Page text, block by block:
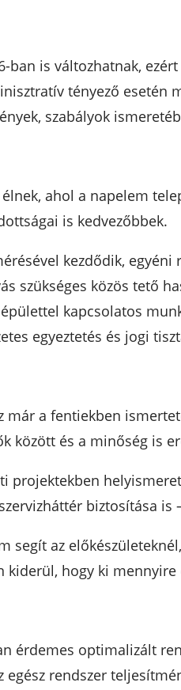
ban is változhatnak,
tényező esetén
szabályok
ahol a napelem
is kedvezőbbek.
kezdődik,
szükséges közös tető
kapcsolatos
egyeztetés és jogi
már a fentiekben
között és a minőség is
projektekben
biztosítása
segít az
hogy ki mennyire
érdemes optimalizált
egész rendszer